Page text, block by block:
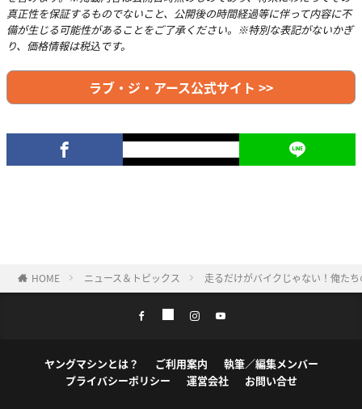
真正性を保証するものでないこと、公開後の時間経過等に伴って内容に不
備が生じる可能性があることをご了承ください。※特別な表記がないかぎ
り、価格情報は税込です。
ラブ・ジ・アース公式サイト >>
HOME ニュース＆トピックス 走るだけがバイクじゃない！俺た
ヤングマシンとは？ ご利用案内
執筆／編集メンバー
プライバシーポリシー
運営会社 お問い合せ